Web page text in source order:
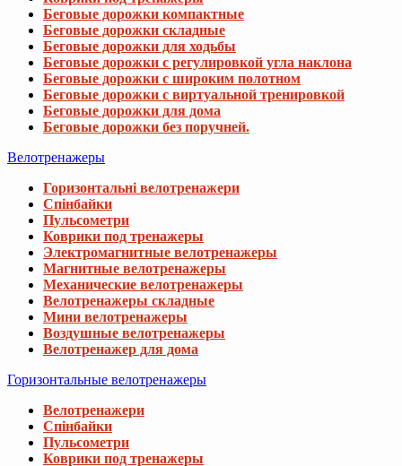
Беговые дорожки компактные
Беговые дорожки складные
Беговые дорожки для ходьбы
Беговые дорожки с регулировкой угла наклона
Беговые дорожки с широким полотном
Беговые дорожки с виртуальной тренировкой
Беговые дорожки для дома
Беговые дорожки без поручней.
Велотренажеры
Горизонтальні велотренажери
Спінбайки
Пульсометри
Коврики под тренажеры
Электромагнитные велотренажеры
Магнитные велотренажеры
Механические велотренажеры
Велотренажеры складные
Мини велотренажеры
Воздушные велотренажеры
Велотренажер для дома
Горизонтальные велотренажеры
Велотренажери
Спінбайки
Пульсометри
Коврики под тренажеры